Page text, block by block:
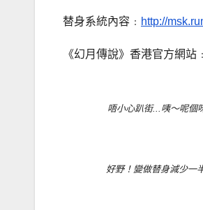
替身系統內容﹕ http://
《幻月傳說》香港官方網站﹕
唔小心趴街...咦～呢個
好野！變做替身減少一